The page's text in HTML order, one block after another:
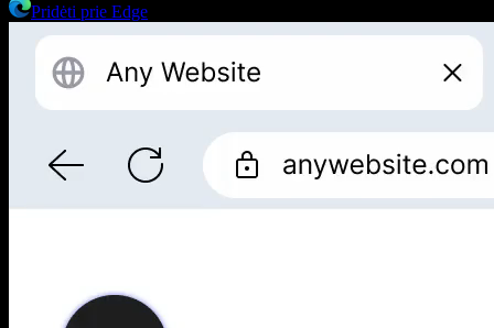
Pridėti prie Edge